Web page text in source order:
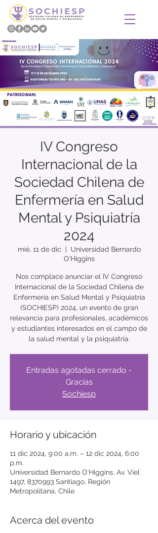
IV Congreso
Internacional de la
Sociedad Chilena de
Enfermería en Salud
Mental y Psiquiatría
2024
mié, 11 de dic
  |
Universidad Bernardo
O'Higgins
Nos complace anunciar el IV Congreso
Internacional de la Sociedad Chilena de
Enfermería en Salud Mental y Psiquiatría
(SOCHIESP) 2024, un evento de gran
relevancia para profesionales, académicos
y estudiantes interesados en el campo de
la salud mental y la psiquiatría.
Entradas agotadas cerrado -
Gracias
Sochiesp
Horario y ubicación
11 dic 2024, 9:00 a.m. – 12 dic 2024, 6:00
p.m.
Universidad Bernardo O'Higgins, Av. Viel
1497, 8370993 Santiago, Región
Metropolitana, Chile
Acerca del evento